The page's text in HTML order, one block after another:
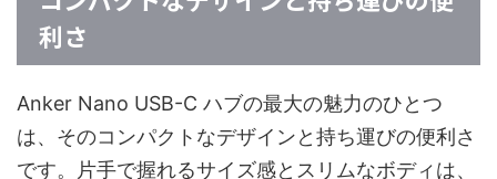
利さ
Anker Nano USB-C ハブの最大の魅力のひとつ
は、そのコンパクトなデザインと持ち運びの便利さ
です。片手で握れるサイズ感とスリムなボディは、